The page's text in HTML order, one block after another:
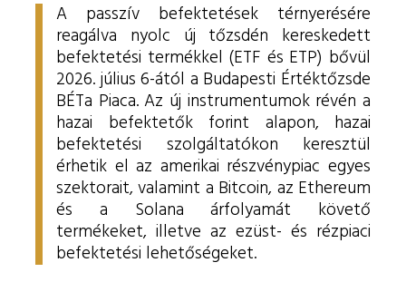
A passzív befektetések térnyerésére
reagálva nyolc új tőzsdén kereskedett
befektetési termékkel (ETF és ETP) bővül
2026. július 6-ától a Budapesti Értéktőzsde
BÉTa Piaca. Az új instrumentumok révén a
hazai befektetők forint alapon, hazai
befektetési szolgáltatókon keresztül
érhetik el az amerikai részvénypiac egyes
szektorait, valamint a Bitcoin, az Ethereum
és a Solana árfolyamát követő
termékeket, illetve az ezüst- és rézpiaci
befektetési lehetőségeket.